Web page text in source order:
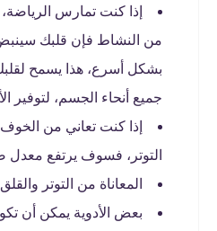
إذا كنت تمارس
من النشاط فإن قلبك
بشكل أسرع، هذا يسمح
جميع أنحاء الجسم، لتوفير
إذا كنت تعاني من الخوف
التوتر، فسوف يرتفع معدل
المعاناة من التوتر
بعض الأدوية يمكن أن